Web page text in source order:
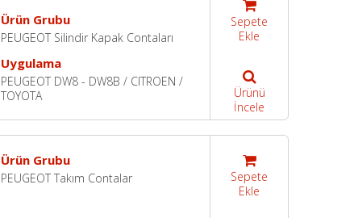
Ürün Grubu
PEUGEOT Silindir Kapak Contaları
Uygulama
PEUGEOT DW8 - DW8B / CITROEN /
TOYOTA
Sepete
Ekle
Ürünü
İncele
Ürün Grubu
PEUGEOT Takım Contalar
Sepete
Ekle